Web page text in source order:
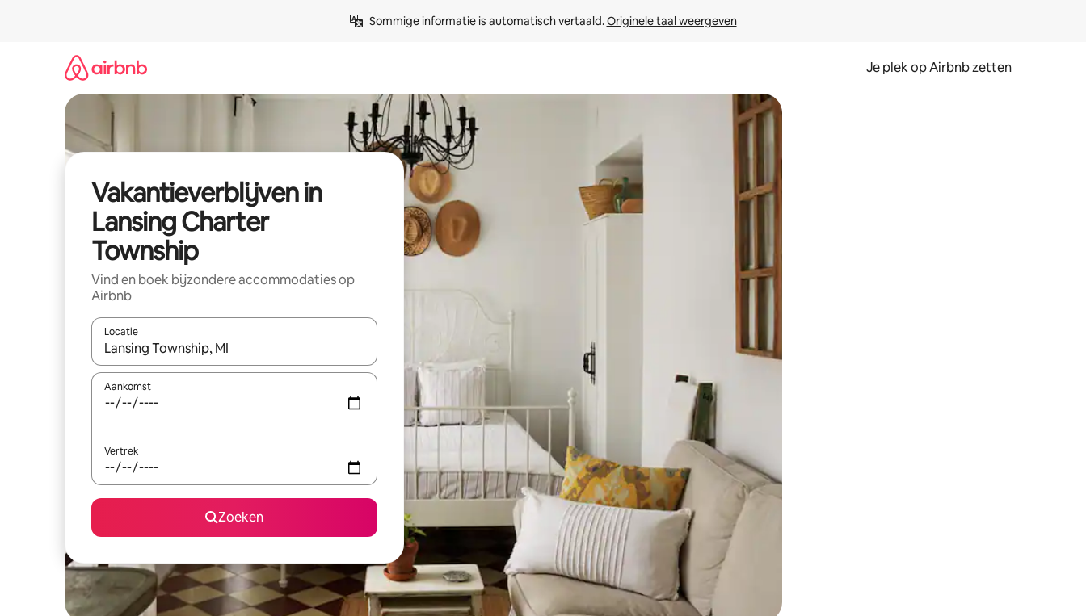
Sommige informatie is automatisch vertaald. Originele taal weergeven
Je plek op Airbnb zetten
Vakantieverblijven in
Lansing Charter
Township
Vind en boek bijzondere accommodaties op
Airbnb
Locatie
Wanneer er resultaten beschikbaar zijn, maak je een keuze met je de pijltjestoetsen omhoog en omlaag, óf door te tikken of swipen.
Aankomst
Vertrek
Zoeken